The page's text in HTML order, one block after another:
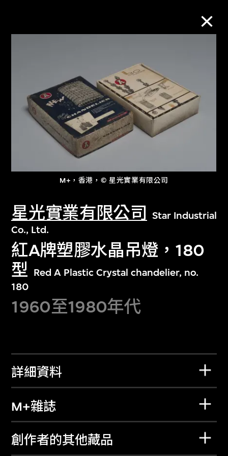
M+，香港，© 星光實業有限公司
星光實業有限公司
Star Industrial
Co., Ltd.
紅A牌塑膠水晶吊燈，180
型
Red A Plastic Crystal chandelier, no.
180
1960至1980年代
詳細資料
M+雜誌
創作者的其他藏品
進一步篩選 搜索
關於M+藏品
文化藏品。